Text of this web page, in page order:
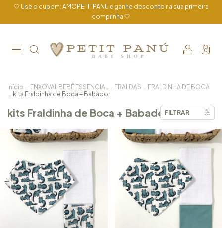
🤍 Use o cupom: AMOPETITPANU e ganhe desconto na sua primeira
comprinha 🤍
0
Início ENXOVAL BEBÊ ESSENCIAL FRALDAS
FRALDINHA DE BOCA
kits Fraldinha de Boca + Babador
kits Fraldinha de Boca + BabadorFILTRAR